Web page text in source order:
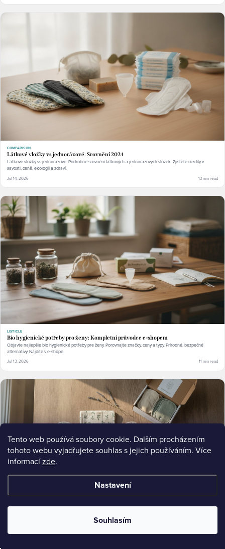
Tento web používá soubory cookie. Dalším procházením
tohoto webu vyjadřujete souhlas s jejich používáním. Více
informacízde.
Nastavení
Souhlasím
COMPARISON
Látkové vložky vs jednorázové: Srovnění 2024
Látkové vložky vs jednorázové: Podrobné srovnění látkových a jednorázových vložek. Zjistěte rozdíly v
savosti, ceně, ekologii a zdraví.
Jul 14, 2026 13 min read
LISTICLE
Bio hygienické potřeby pro ženy: Kompletní průvodce e-shopem
Objavte najlepšie bio hygienické potřeby pre ženy. Porovnajte značky, ceny a typy. Prírodné, bezpečné
alternatívy. Nájdite v e-shope.
Jul 13, 2026 11 min read
Jak vybrat ekologické vložky: Recenze a průvodce 2024
praktický průvodce výběrem. Objevte.